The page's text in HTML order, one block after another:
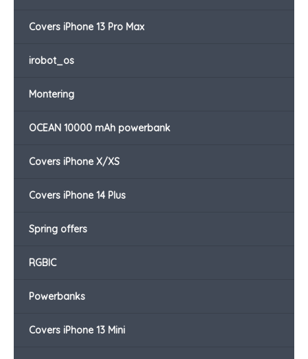
Covers iPhone 13 Pro Max
irobot_os
Montering
OCEAN 10000 mAh powerbank
Covers iPhone X/XS
Covers iPhone 14 Plus
Spring offers
RGBIC
Powerbanks
Covers iPhone 13 Mini